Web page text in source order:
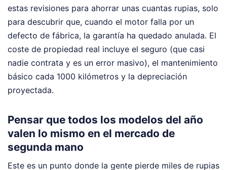
estas revisiones para ahorrar unas cuantas rupias, solo
para descubrir que, cuando el motor falla por un
defecto de fábrica, la garantía ha quedado anulada. El
coste de propiedad real incluye el seguro (que casi
nadie contrata y es un error masivo), el mantenimiento
básico cada 1000 kilómetros y la depreciación
proyectada.
Pensar que todos los modelos del año
valen lo mismo en el mercado de
segunda mano
Este es un punto donde la gente pierde miles de rupias